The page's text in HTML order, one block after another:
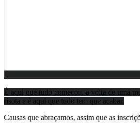
É aqui que tudo começou, a volta de uma
risota e é aqui que tudo tem que acabar.
Causas que abraçamos, assim que as